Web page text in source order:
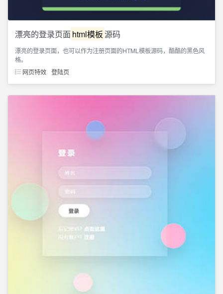
漂亮的登录页面 html模板源码
漂亮的登录页面，也可以作为注册页面的HTML模板源码，酷酷的黑色风
格。
网页特效 登陆页